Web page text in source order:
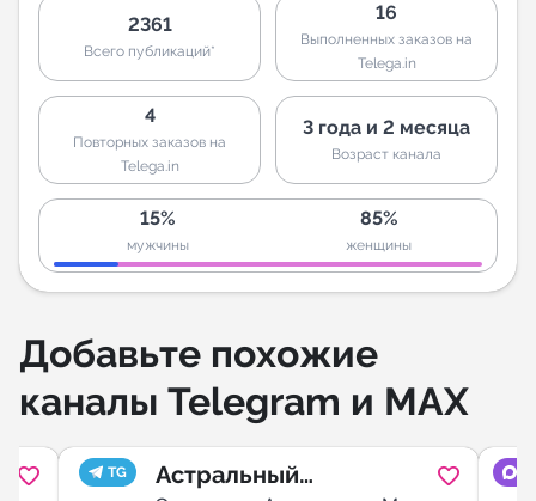
2361
Всего публикаций*
16
Выполненных заказов на
Telega.in
4
Повторных заказов на
Telega.in
3 года и 2 месяца
Возраст канала
15%
мужчины
85%
женщины
Добавьте похожие
каналы Telegram и MAX
TG
Астральный